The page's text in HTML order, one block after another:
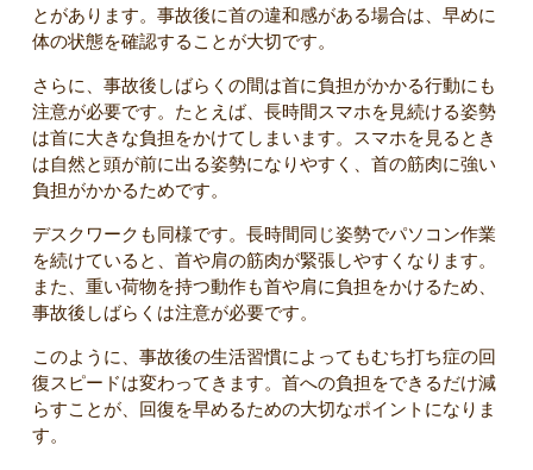
とがあります。事故後に首の違和感がある場合は、早めに
体の状態を確認することが大切です。
さらに、事故後しばらくの間は首に負担がかかる行動にも
注意が必要です。たとえば、長時間スマホを見続ける姿勢
は首に大きな負担をかけてしまいます。スマホを見るとき
は自然と頭が前に出る姿勢になりやすく、首の筋肉に強い
負担がかかるためです。
デスクワークも同様です。長時間同じ姿勢でパソコン作業
を続けていると、首や肩の筋肉が緊張しやすくなります。
また、重い荷物を持つ動作も首や肩に負担をかけるため、
事故後しばらくは注意が必要です。
このように、事故後の生活習慣によってもむち打ち症の回
復スピードは変わってきます。首への負担をできるだけ減
らすことが、回復を早めるための大切なポイントになりま
す。